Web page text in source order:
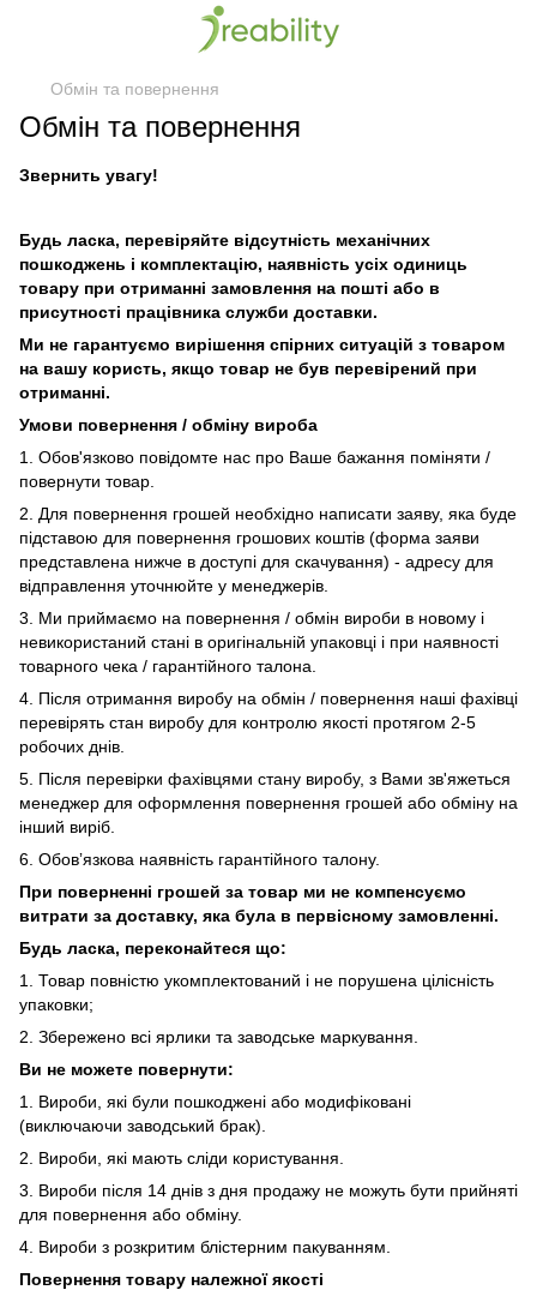
Обмін та повернення
Обмін та повернення
Звернить увагу!
Будь ласка, перевіряйте відсутність механічних
пошкоджень і комплектацію, наявність усіх одиниць
товару при отриманні замовлення на пошті або в
присутності працівника служби доставки.
Ми не гарантуємо вирішення спірних ситуацій з товаром
на вашу користь, якщо товар не був перевірений при
отриманні.
Умови повернення / обміну вироба
1. Обов'язково повідомте нас про Ваше бажання поміняти /
повернути товар.
2. Для повернення грошей необхідно написати заяву, яка буде
підставою для повернення грошових коштів (форма заяви
представлена нижче в доступі для скачування) - адресу для
відправлення уточнюйте у менеджерів.
3. Ми приймаємо на повернення / обмін вироби в новому і
невикористаний стані в оригінальній упаковці і при наявності
товарного чека / гарантійного талона.
4. Після отримання виробу на обмін / повернення наші фахівці
перевірять стан виробу для контролю якості протягом 2-5
робочих днів.
5. Після перевірки фахівцями стану виробу, з Вами зв'яжеться
менеджер для оформлення повернення грошей або обміну на
інший виріб.
6. Обовʼязкова наявність гарантійного талону.
При поверненні грошей за товар ми не компенсуємо
витрати за доставку, яка була в первісному замовленні.
Будь ласка, переконайтеся що:
1. Товар повністю укомплектований і не порушена цілісність
упаковки;
2. Збережено всі ярлики та заводське маркування.
Ви не можете повернути:
1. Вироби, які були пошкоджені або модифіковані
(виключаючи заводський брак).
2. Вироби, які мають сліди користування.
3. Вироби після 14 днів з дня продажу не можуть бути прийняті
для повернення або обміну.
4. Вироби з розкритим блістерним пакуванням.
Повернення товару належної якості